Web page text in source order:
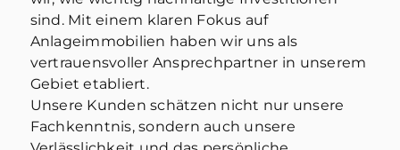
sind. Mit einem klaren Fokus auf
Anlageimmobilien haben wir uns als
vertrauensvoller Ansprechpartner in unserem
Gebiet etabliert.
Unsere Kunden schätzen nicht nur unsere
Fachkenntnis, sondern auch unsere